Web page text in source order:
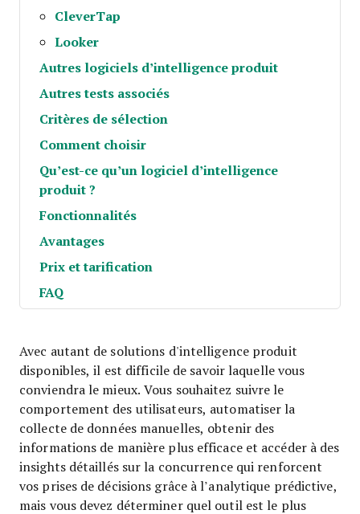
CleverTap
Looker
Autres logiciels d’intelligence produit
Autres tests associés
Critères de sélection
Comment choisir
Qu’est-ce qu’un logiciel d’intelligence
produit ?
Fonctionnalités
Avantages
Prix et tarification
FAQ
Avec autant de solutions d'intelligence produit
disponibles, il est difficile de savoir laquelle vous
conviendra le mieux. Vous souhaitez suivre le
comportement des utilisateurs, automatiser la
collecte de données manuelles, obtenir des
informations de manière plus efficace et accéder à des
insights détaillés sur la concurrence qui renforcent
vos prises de décisions grâce à l’analytique prédictive,
mais vous devez déterminer quel outil est le plus